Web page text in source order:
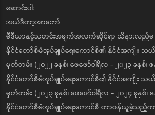
ဆောင်းပါး
အယ်ဒီတာ့အာဘော်
မီဒီယာနှင့်သတင်းအချက်အလက်ဆိုင်ရာ သိနားလည်မှု
နိုင်ငံတော်စီမံအုပ်ချုပ်ရေးကောင်စီ၏ နိုင်ငံအကျိုး သ
မှတ်တမ်း (၂၀၂၂ ခုနှစ်၊ ဖေဖော်ဝါရီလ - ၂၀၂၃ ခုနှစ်၊
နိုင်ငံတော်စီမံအုပ်ချုပ်ရေးကောင်စီ၏ နိုင်ငံအကျိုး သ
မှတ်တမ်း (၂၀၂၃ ခုနှစ်၊ ဖေဖော်ဝါရီလ - ၂၀၂၄ ခုနှစ်၊
နိုင်ငံတော်စီမံအုပ်ချုပ်ရေးကောင်စီ တာဝန်ယူခဲ့သည့်